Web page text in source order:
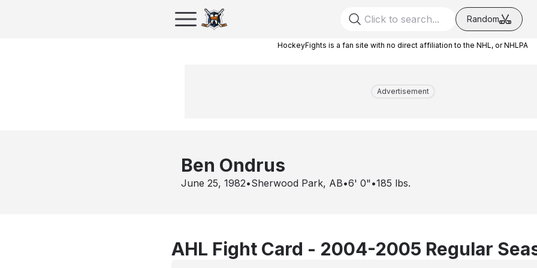
Random
HockeyFights is a fan site with no direct affiliation to the NHL, or NHLPA
Advertisement
Ben Ondrus
June 25, 1982•Sherwood Park, AB•6' 0" •185 lbs.
AHL Fight Card - 2004-2005 Regular